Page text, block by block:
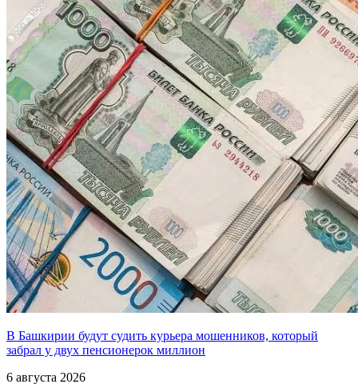
В Башкирии будут судить курьера мошенников, который
забрал у двух пенсионерок миллион
6 августа 2026